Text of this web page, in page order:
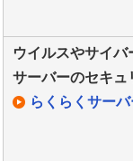
ウイルスやサイバ
サーバーのセキュ
らくらくサー